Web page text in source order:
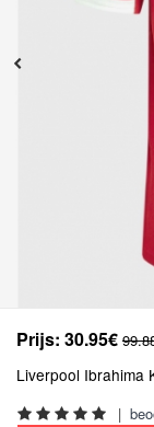
Prijs: 30.95€
Liverpool Ibrahima
|